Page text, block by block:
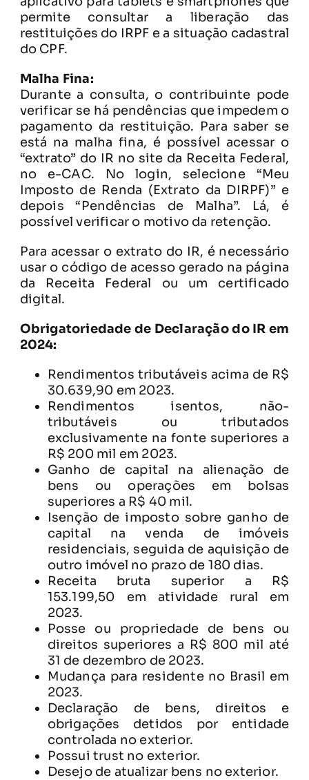
permite consultar a liberação das
restituições do IRPF e a situação cadastral
do CPF.
Malha Fina:
Durante a consulta, o contribuinte pode
verificar se há pendências que impedem o
pagamento da restituição. Para saber se
está na malha fina, é possível acessar o
“extrato” do IR no site da Receita Federal,
no e-CAC. No login, selecione “Meu
Imposto de Renda (Extrato da DIRPF)” e
depois “Pendências de Malha”. Lá, é
possível verificar o motivo da retenção.
Para acessar o extrato do IR, é necessário
usar o código de acesso gerado na página
da Receita Federal ou um certificado
digital.
Obrigatoriedade de Declaração do IR em
2024:
Rendimentos tributáveis acima de R$
30.639,90 em 2023.
Rendimentos isentos, não-
tributáveis ou tributados
exclusivamente na fonte superiores a
R$ 200 mil em 2023.
Ganho de capital na alienação de
bens ou operações em bolsas
superiores a R$ 40 mil.
Isenção de imposto sobre ganho de
capital na venda de imóveis
residenciais, seguida de aquisição de
outro imóvel no prazo de 180 dias.
Receita bruta superior a R$
153.199,50 em atividade rural em
2023.
Posse ou propriedade de bens ou
direitos superiores a R$ 800 mil até
31 de dezembro de 2023.
Mudança para residente no Brasil em
2023.
Declaração de bens, direitos e
obrigações detidos por entidade
controlada no exterior.
Possui trust no exterior.
Desejo de atualizar bens no exterior.